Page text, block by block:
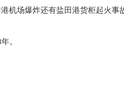
机场爆炸还有盐田港货柜起火事
。